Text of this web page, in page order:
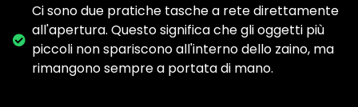
Ci sono due pratiche tasche a rete direttamente
all'apertura. Questo significa che gli oggetti più
piccoli non spariscono all'interno dello zaino, ma
rimangono sempre a portata di mano.